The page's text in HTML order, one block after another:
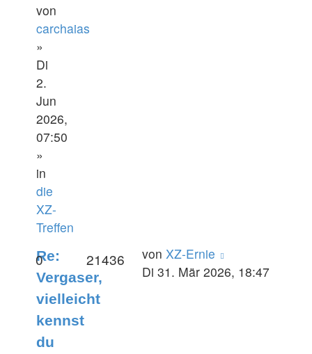
von
carchaias
»
Di
2.
Jun
2026,
07:50
»
in
die
XZ-
Treffen
Re:
Vergaser,
vielleicht
kennst
du
0 21436 von XZ-Ernie
Di 31. Mär 2026, 18:47